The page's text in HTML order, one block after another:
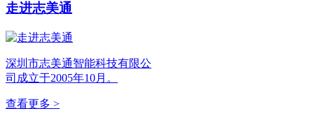
走进志美通
深圳市志美通智能科技有限公
司成立于2005年10月。
查看更多 >